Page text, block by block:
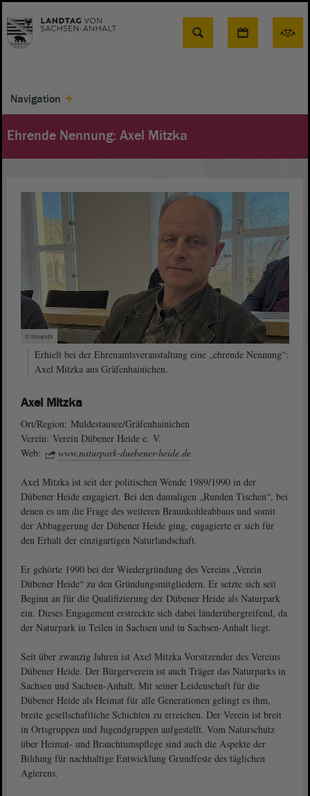
Suche
Navigation
Ehrende Nennung: Axel Mitzka
© ltlsa/stb
Erhielt bei der Ehrenamtsveranstaltung eine „ehrende Nennung“:
Axel Mitzka aus Gräfenhainichen.
Axel Mitzka
Ort/Region: Muldestausee/Gräfenhainichen
Verein: Verein Dübener Heide e. V.
Web:
www.naturpark-duebener-heide.de
Axel Mitzka ist seit der politischen Wende 1989/1990 in der
Dübener Heide engagiert. Bei den damaligen „Runden Tischen“, bei
denen es um die Frage des weiteren Braunkohleabbaus und somit
der Abbaggerung der Dübener Heide ging, engagierte er sich für
den Erhalt der einzigartigen Naturlandschaft.
Er gehörte 1990 bei der Wiedergründung des Vereins „Verein
Dübener Heide“ zu den Gründungsmitgliedern. Er setzte sich seit
Beginn an für die Qualifizierung der Dübener Heide als Naturpark
ein. Dieses Engagement erstreckte sich dabei länderübergreifend, da
der Naturpark in Teilen in Sachsen und in Sachsen-Anhalt liegt.
Seit über zwanzig Jahren ist Axel Mitzka Vorsitzender des Vereins
Dübener Heide. Der Bürgerverein ist auch Träger das Naturparks in
Sachsen und Sachsen-Anhalt. Mit seiner Leidenschaft für die
Dübener Heide als Heimat für alle Generationen gelingt es ihm,
breite gesellschaftliche Schichten zu erreichen. Der Verein ist breit
in Ortsgruppen und Jugendgruppen aufgestellt. Vom Naturschutz
über Heimat- und Brauchtumspflege sind auch die Aspekte der
Bildung für nachhaltige Entwicklung Grundfeste des täglichen
Agierens.